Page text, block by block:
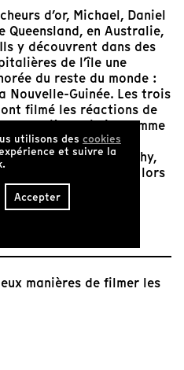
d’or, Michael, Daniel
Queensland, en Australie,
y découvrent dans des
de l’île une
du reste du monde :
Nouvelle-Guinée. Les trois
filmé les réactions de
première fois à l’homme
Bob Connolly et
Daniel et James Leahy,
qui étaient présents lors
sur leur territoire.
manières de filmer les
utilisons des cookies
et suivre la
Accepter